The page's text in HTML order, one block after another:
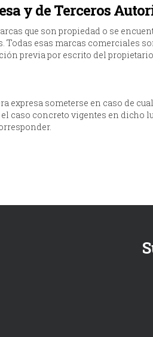
y de Terceros
que son propiedad o se
esas marcas comerciales
previa por escrito del
expresa someterse en caso de
caso concreto vigentes en